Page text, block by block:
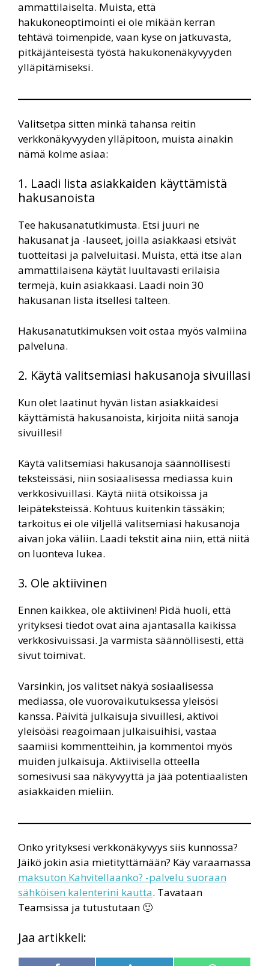
ammattilaiselta. Muista, että
hakukoneoptimointi ei ole mikään kerran
tehtävä toimenpide, vaan kyse on jatkuvasta,
pitkäjänteisestä työstä hakukonenäkyvyyden
ylläpitämiseksi.
Valitsetpa sitten minkä tahansa reitin
verkkonäkyvyyden ylläpitoon, muista ainakin
nämä kolme asiaa:
1. Laadi lista asiakkaiden käyttämistä
hakusanoista
Tee hakusanatutkimusta. Etsi juuri ne
hakusanat ja -lauseet, joilla asiakkaasi etsivät
tuotteitasi ja palveluitasi. Muista, että itse alan
ammattilaisena käytät luultavasti erilaisia
termejä, kuin asiakkaasi. Laadi noin 30
hakusanan lista itsellesi talteen.
Hakusanatutkimuksen voit ostaa myös valmiina
palveluna.
2. Käytä valitsemiasi hakusanoja sivuillasi
Kun olet laatinut hyvän listan asiakkaidesi
käyttämistä hakusanoista, kirjoita niitä sanoja
sivuillesi!
Käytä valitsemiasi hakusanoja säännöllisesti
teksteissäsi, niin sosiaalisessa mediassa kuin
verkkosivuillasi. Käytä niitä otsikoissa ja
leipäteksteissä. Kohtuus kuitenkin tässäkin;
tarkoitus ei ole viljellä valitsemiasi hakusanoja
aivan joka väliin. Laadi tekstit aina niin, että niitä
on luonteva lukea.
3. Ole aktiivinen
Ennen kaikkea, ole aktiivinen! Pidä huoli, että
yrityksesi tiedot ovat aina ajantasalla kaikissa
verkkosivuissasi. Ja varmista säännöllisesti, että
sivut toimivat.
Varsinkin, jos valitset näkyä sosiaalisessa
mediassa, ole vuorovaikutuksessa yleisösi
kanssa. Päivitä julkaisuja sivuillesi, aktivoi
yleisöäsi reagoimaan julkaisuihisi, vastaa
saamiisi kommentteihin, ja kommentoi myös
muiden julkaisuja. Aktiivisella otteella
somesivusi saa näkyvyyttä ja jää potentiaalisten
asiakkaiden mieliin.
Onko yrityksesi verkkonäkyvyys siis kunnossa?
Jäikö jokin asia mietityttämään? Käy varaamassa
maksuton Kahvitellaanko? -palvelu suoraan
sähköisen kalenterini kautta. Tavataan
Teamsissa ja tutustutaan 🙂
Jaa artikkeli: